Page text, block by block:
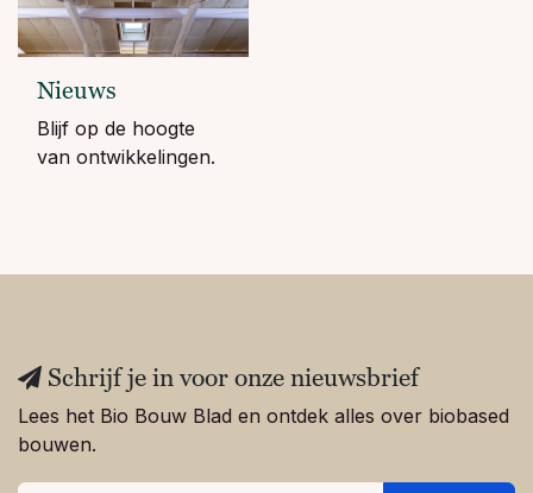
Nieuws
Blijf op de hoogte
van ontwikkelingen.
Schrijf je in voor onze nieuwsbrief
Lees het Bio Bouw Blad en ontdek alles over biobased
bouwen.